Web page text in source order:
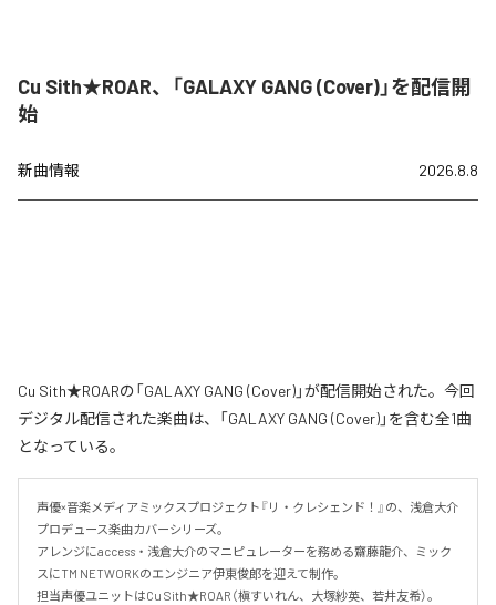
Cu Sith★ROAR、「GALAXY GANG (Cover)」を配信開
始
新曲情報 2026.8.8
Cu Sith★ROARの「GALAXY GANG (Cover)」が配信開始された。今回
デジタル配信された楽曲は、「GALAXY GANG (Cover)」を含む全1曲
となっている。
声優×音楽メディアミックスプロジェクト『リ・クレシェンド！』の、浅倉大介
プロデュース楽曲カバーシリーズ。
アレンジにaccess・浅倉大介のマニピュレーターを務める齋藤龍介、ミック
スにTM NETWORKのエンジニア伊東俊郎を迎えて制作。
担当声優ユニットはCu Sith★ROAR（槇すいれん、大塚紗英、若井友希）。